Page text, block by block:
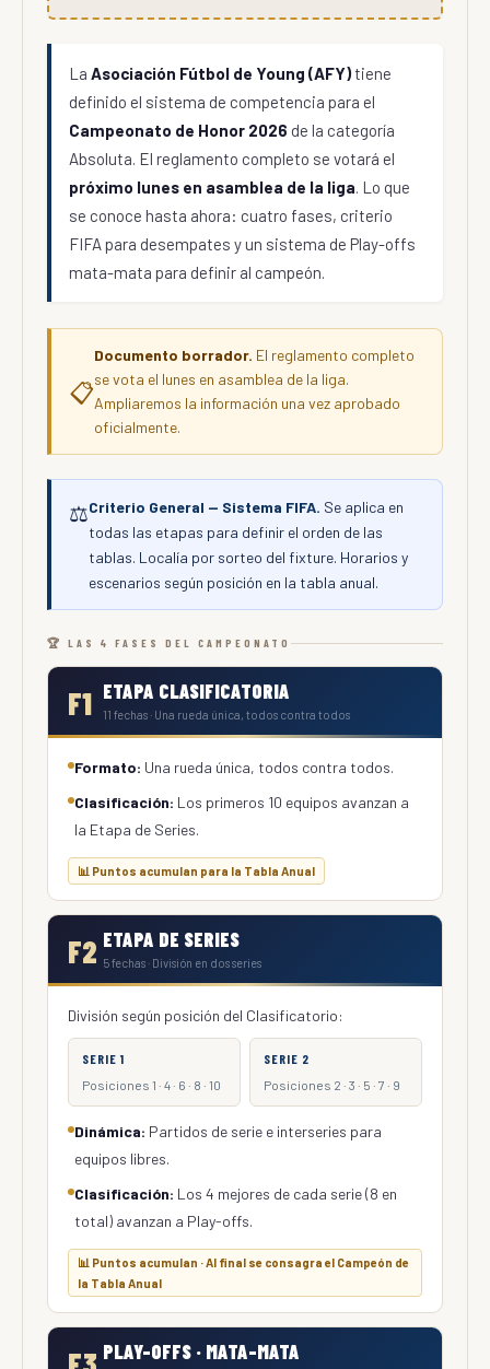
La Asociación Fútbol de Young (AFY)tiene
definido el sistema de competencia para el
Campeonato de Honor 2026 de la categoría
Absoluta. El reglamento completo se votará el
próximo lunes en asamblea de la liga. Lo que
se conoce hasta ahora: cuatro fases, criterio
FIFA para desempates y un sistema de Play-offs
mata-mata para definir al campeón.
📋
Documento borrador. El reglamento completo
se vota el lunes en asamblea de la liga.
Ampliaremos la información una vez aprobado
oficialmente.
⚖️Criterio General — Sistema FIFA. Se aplica en
todas las etapas para definir el orden de las
tablas. Localía por sorteo del fixture. Horarios y
escenarios según posición en la tabla anual.
🏆 LAS 4 FASES DEL CAMPEONATO
F1 ETAPA CLASIFICATORIA
11 fechas · Una rueda única, todos contra todos
Formato: Una rueda única, todos contra todos.
Clasificación: Los primeros 10 equipos avanzan a
la Etapa de Series.
📊 Puntos acumulan para la Tabla Anual
F2 ETAPA DE SERIES
5 fechas · División en dos series
División según posición del Clasificatorio:
SERIE 1
Posiciones 1 · 4 · 6 · 8 · 10
SERIE 2
Posiciones 2 · 3 · 5 · 7 · 9
Dinámica: Partidos de serie e interseries para
equipos libres.
Clasificación: Los 4 mejores de cada serie (8 en
total) avanzan a Play-offs.
📊 Puntos acumulan · Al final se consagra el Campeón de
la Tabla Anual
PLAY-OFFS · MATA-MATA